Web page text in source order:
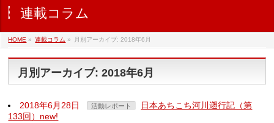
連載コラム
HOME » 連載コラム » 月別アーカイブ: 2018年6月
月別アーカイブ: 2018年6月
2018年6月28日 活動レポート
日本あちこち河川遡行記（第
133回）new!